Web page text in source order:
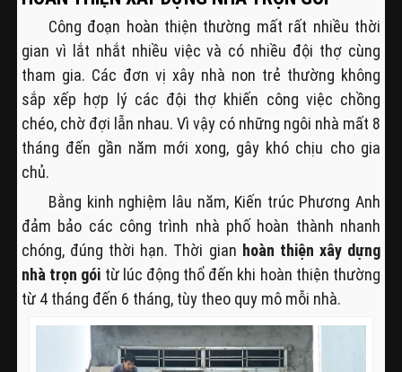
Công đoạn hoàn thiện thường mất rất nhiều thời
gian vì lắt nhắt nhiều việc và có nhiều đội thợ cùng
tham gia. Các đơn vị xây nhà non trẻ thường không
sắp xếp hợp lý các đội thợ khiến công việc chồng
chéo, chờ đợi lẫn nhau. Vì vậy có những ngôi nhà mất 8
tháng đến gần năm mới xong, gây khó chịu cho gia
chủ.
Bằng kinh nghiệm lâu năm, Kiến trúc Phương Anh
đảm bảo các công trình nhà phố hoàn thành nhanh
chóng, đúng thời hạn. Thời gian hoàn thiện xây dựng
nhà trọn gói từ lúc động thổ đến khi hoàn thiện thường
từ 4 tháng đến 6 tháng, tùy theo quy mô mỗi nhà.